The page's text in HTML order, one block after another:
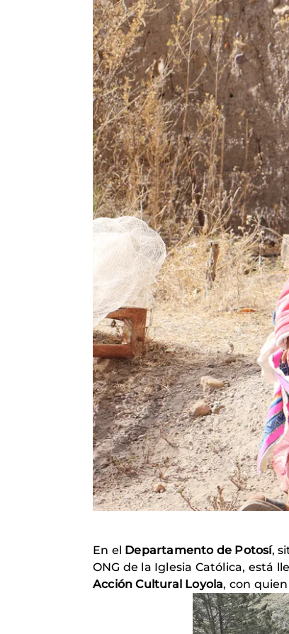
En el Departamento de Potosí,
ONG de la Iglesia Católica, está
Acción Cultural Loyola, con